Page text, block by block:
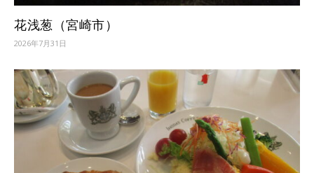
花浅葱（宮崎市）
2026年7月31日